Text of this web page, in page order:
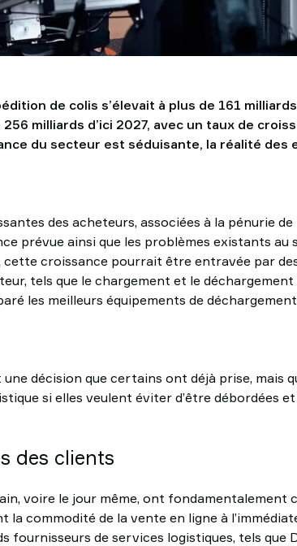
de colis s’élevait à plus de 161
milliards d’ici 2027, avec un taux de
du secteur est séduisante, la réalité des
des acheteurs, associées à la pénurie de
prévue ainsi que les problèmes existants au
cette croissance pourrait être entravée par
tels que le chargement et le
les meilleurs équipements de
décision que certains ont déjà prise, mais
si elles veulent éviter d’être débordées
des clients
voire le jour même, ont fondamentalement
la commodité de la vente en ligne à
fournisseurs de services logistiques, tels que